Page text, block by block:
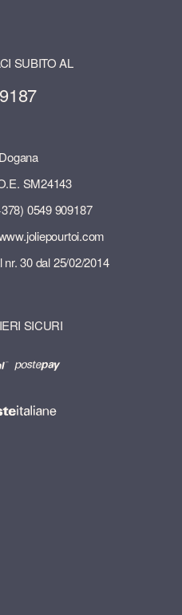
SUBITO AL
SM24143
0549 909187
30 dal 25/02/2014
SICURI